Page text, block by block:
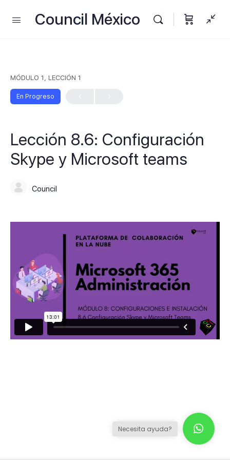
Council México
MÓDULO 1, LECCIÓN 1
En Progreso
Lección 8.6: Configuración
Skype y Microsoft teams
Council
Necesita ayuda?